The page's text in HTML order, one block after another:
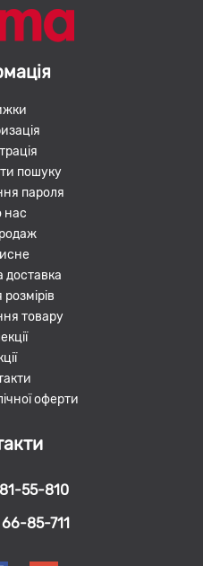
пошуку
пароля
нас
доставка
товару
оферти
55-810
85-711